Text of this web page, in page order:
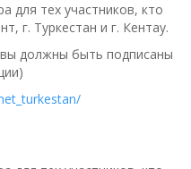
для тех участников, кто
г. Туркестан и г. Кентау.
должны быть подписаны